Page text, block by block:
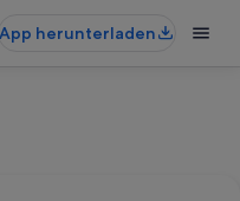
App herunterladen